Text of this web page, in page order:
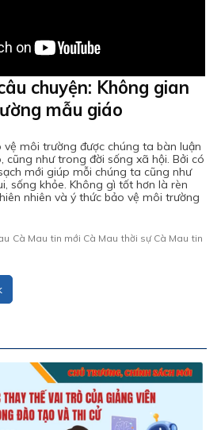
chuyện: Không gian
mẫu giáo
vệ môi trường được chúng ta bàn luận
như trong đời sống xã hội. Bởi có
mới giúp mỗi chúng ta cũng như
sống khỏe. Không gì tốt hơn là rèn
nhiên và ý thức bảo vệ môi trường
Cà Mau tin mới Cà Mau thời sự Cà Mau tin